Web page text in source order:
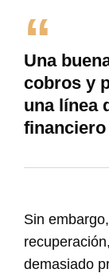
Una
cobros y
una línea
Sin
demasiado